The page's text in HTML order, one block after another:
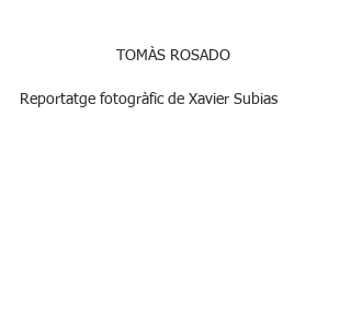
TOMÀS ROSADO
Reportatge fotogràfic de Xavier Subias